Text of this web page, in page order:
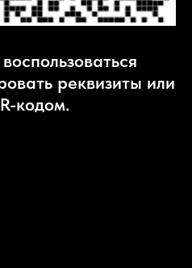
реквизиты или
кодом.